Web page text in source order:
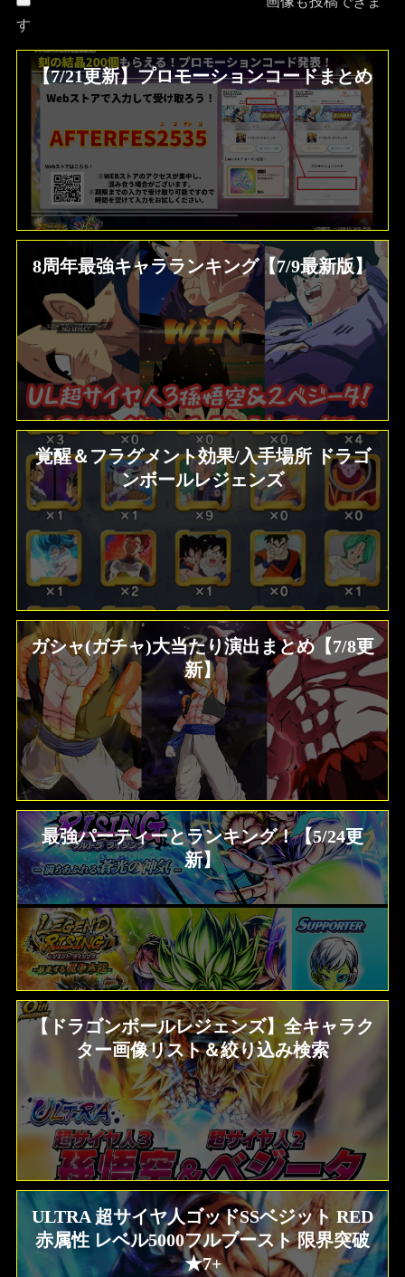
す
【7/21更新】プロモーションコードまとめ
8周年最強キャラランキング【7/9最新版】
覚醒＆フラグメント効果/入手場所 ドラゴ
ンボールレジェンズ
ガシャ(ガチャ)大当たり演出まとめ【7/8更
新】
最強パーティーとランキング！【5/24更
新】
【ドラゴンボールレジェンズ】全キャラク
ター画像リスト＆絞り込み検索
ULTRA 超サイヤ人ゴッドSSベジット RED
赤属性 レベル5000フルブースト 限界突破
★7+